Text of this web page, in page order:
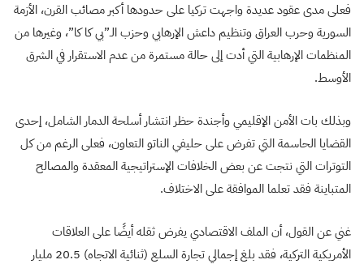
فعلى مدى عقود عديدة واجهت تركيا على حدودها أكبر مصائب القرن، الأزمة
السورية وحرب العراق وتنظيم داعش الإرهابي وحزب الـ”بي كا كا”، وغيرها من
المنظمات الإرهابية التي أدت إلى حالة مستمرة من عدم الاستقرار في الشرق
الأوسط.
وبذلك بات الأمن الإقليمي وأجندة حظر انتشار أسلحة الدمار الشامل، إحدى
القضايا الحاسمة التي تفرض على حليفي الناتو التعاون، فعلى الرغم من كل
التوترات التي نتجت عن بعض الخلافات الإستراتيجية المعقدة والمصالح
المتباينة فقد تعلما الموافقة على الاختلاف.
غني عن القول، أن الملف الاقتصادي يفرض ثقله أيضًا على العلاقات
الأمريكية التركية، فقد بلغ إجمالي تجارة السلع (ثنائية الاتجاه) 20.5 مليار